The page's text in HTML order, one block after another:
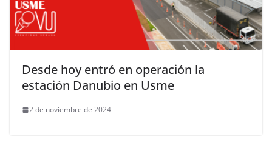
Desde hoy entró en operación la
estación Danubio en Usme
2 de noviembre de 2024